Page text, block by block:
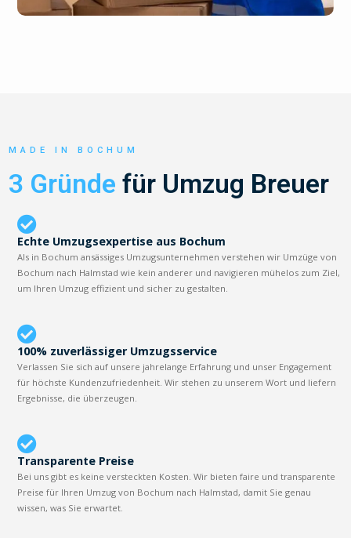
MADE IN BOCHUM
3 Gründe für Umzug Breuer
Echte Umzugsexpertise aus Bochum
Als in Bochum ansässiges Umzugsunternehmen verstehen wir Umzüge von
Bochum nach Halmstad wie kein anderer und navigieren mühelos zum Ziel,
um Ihren Umzug effizient und sicher zu gestalten.
100% zuverlässiger Umzugsservice
Verlassen Sie sich auf unsere jahrelange Erfahrung und unser Engagement
für höchste Kundenzufriedenheit. Wir stehen zu unserem Wort und liefern
Ergebnisse, die überzeugen.
Transparente Preise
Bei uns gibt es keine versteckten Kosten. Wir bieten faire und transparente
Preise für Ihren Umzug von Bochum nach Halmstad, damit Sie genau
wissen, was Sie erwartet.